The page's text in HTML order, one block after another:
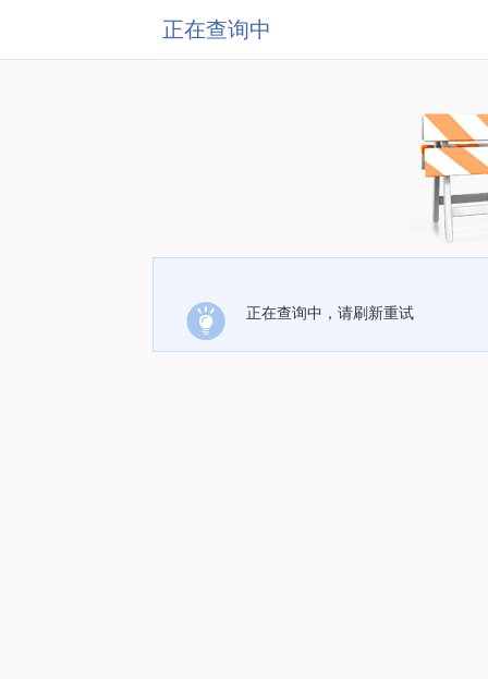
正在查询中
正在查询中，请刷新重试